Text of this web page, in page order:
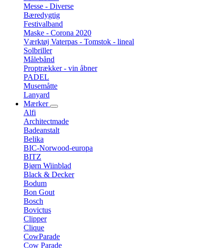
Messe - Diverse
Bæredygtig
Festivalband
Maske - Corona 2020
Værktøj Vaterpas - Tomstok - lineal
Solbriller
Målebånd
Proptrækker - vin åbner
PADEL
Musemåtte
Lanyard
Mærker
Alfi
Architectmade
Badeanstalt
Belika
BIC-Norwood-europa
BITZ
Bjørn Wiinblad
Black & Decker
Bodum
Bon Gout
Bosch
Bovictus
Clipper
Clique
CowParade
Cow Parade